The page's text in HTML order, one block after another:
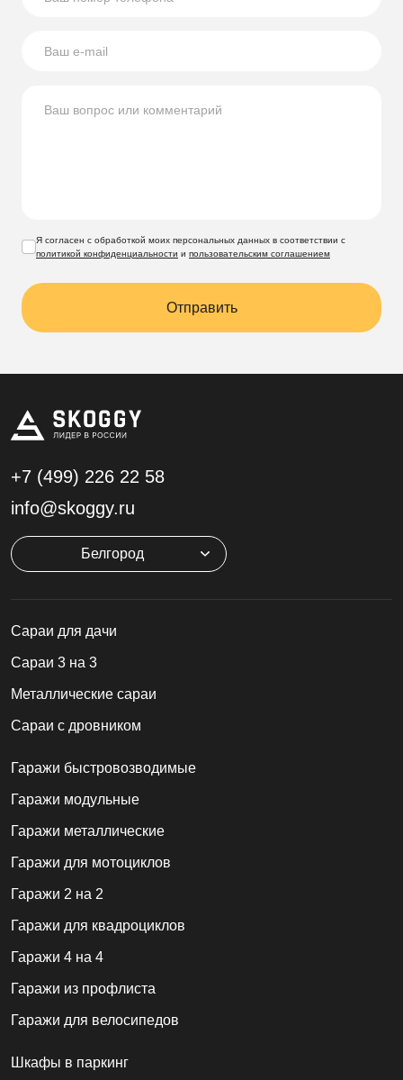
Я согласен с обработкой моих персональных данных в соответствии с
политикой конфиденциальности и пользовательским соглашением
Отправить
+7 (499) 226 22 58
info@skoggy.ru
Белгород
Cараи для дачи
Сараи 3 на 3
Металлические сараи
Сараи с дровником
Гаражи быстровозводимые
Гаражи модульные
Гаражи металлические
Гаражи для мотоциклов
Гаражи 2 на 2
Гаражи для квадроциклов
Гаражи 4 на 4
Гаражи из профлиста
Гаражи для велосипедов
Шкафы в паркинг